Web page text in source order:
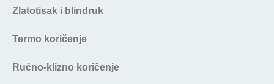
Zlatotisak i blindruk
Termo koričenje
Ručno-klizno koričenje